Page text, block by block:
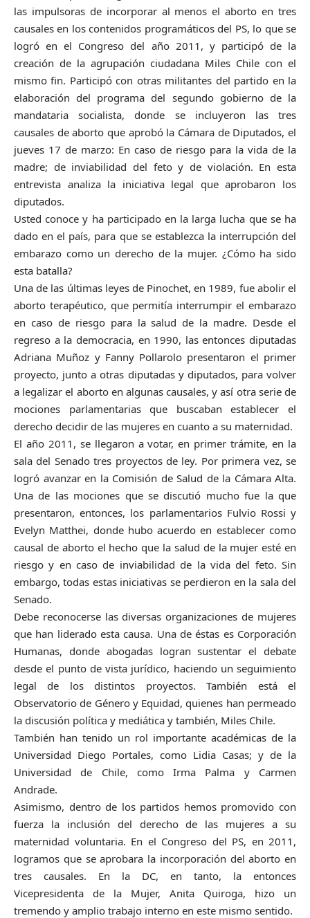
las impulsoras de incorporar al menos el aborto en tres
causales en los contenidos programáticos del PS, lo que se
logró en el Congreso del año 2011, y participó de la
creación de la agrupación ciudadana Miles Chile con el
mismo fin. Participó con otras militantes del partido en la
elaboración del programa del segundo gobierno de la
mandataria socialista, donde se incluyeron las tres
causales de aborto que aprobó la Cámara de Diputados, el
jueves 17 de marzo: En caso de riesgo para la vida de la
madre; de inviabilidad del feto y de violación. En esta
entrevista analiza la iniciativa legal que aprobaron los
diputados.
Usted conoce y ha participado en la larga lucha que se ha
dado en el país, para que se establezca la interrupción del
embarazo como un derecho de la mujer. ¿Cómo ha sido
esta batalla?
Una de las últimas leyes de Pinochet, en 1989, fue abolir el
aborto terapéutico, que permitía interrumpir el embarazo
en caso de riesgo para la salud de la madre. Desde el
regreso a la democracia, en 1990, las entonces diputadas
Adriana Muñoz y Fanny Pollarolo presentaron el primer
proyecto, junto a otras diputadas y diputados, para volver
a legalizar el aborto en algunas causales, y así otra serie de
mociones parlamentarias que buscaban establecer el
derecho decidir de las mujeres en cuanto a su maternidad.
El año 2011, se llegaron a votar, en primer trámite, en la
sala del Senado tres proyectos de ley. Por primera vez, se
logró avanzar en la Comisión de Salud de la Cámara Alta.
Una de las mociones que se discutió mucho fue la que
presentaron, entonces, los parlamentarios Fulvio Rossi y
Evelyn Matthei, donde hubo acuerdo en establecer como
causal de aborto el hecho que la salud de la mujer esté en
riesgo y en caso de inviabilidad de la vida del feto. Sin
embargo, todas estas iniciativas se perdieron en la sala del
Senado.
Debe reconocerse las diversas organizaciones de mujeres
que han liderado esta causa. Una de éstas es Corporación
Humanas, donde abogadas logran sustentar el debate
desde el punto de vista jurídico, haciendo un seguimiento
legal de los distintos proyectos. También está el
Observatorio de Género y Equidad, quienes han permeado
la discusión política y mediática y también, Miles Chile.
También han tenido un rol importante académicas de la
Universidad Diego Portales, como Lidia Casas; y de la
Universidad de Chile, como Irma Palma y Carmen
Andrade.
Asimismo, dentro de los partidos hemos promovido con
fuerza la inclusión del derecho de las mujeres a su
maternidad voluntaria. En el Congreso del PS, en 2011,
logramos que se aprobara la incorporación del aborto en
tres causales. En la DC, en tanto, la entonces
Vicepresidenta de la Mujer, Anita Quiroga, hizo un
tremendo y amplio trabajo interno en este mismo sentido.